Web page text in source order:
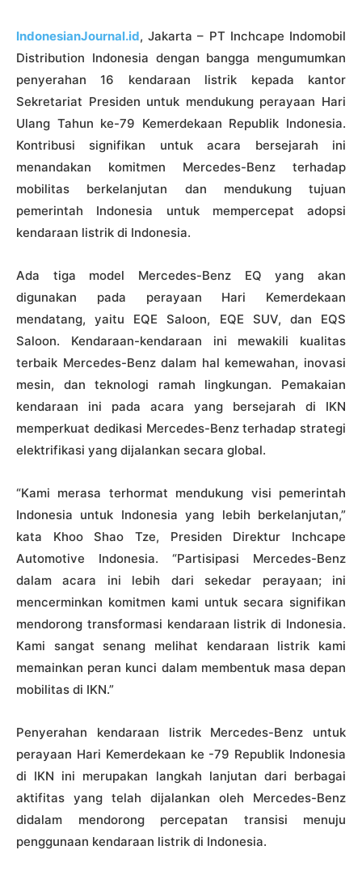
IndonesianJournal.id, Jakarta – PT Inchcape Indomobil
Distribution Indonesia dengan bangga mengumumkan
penyerahan 16 kendaraan listrik kepada kantor
Sekretariat Presiden untuk mendukung perayaan Hari
Ulang Tahun ke-79 Kemerdekaan Republik Indonesia.
Kontribusi signifikan untuk acara bersejarah ini
menandakan komitmen Mercedes-Benz terhadap
mobilitas berkelanjutan dan mendukung tujuan
pemerintah Indonesia untuk mempercepat adopsi
kendaraan listrik di Indonesia.
Ada tiga model Mercedes-Benz EQ yang akan
digunakan pada perayaan Hari Kemerdekaan
mendatang, yaitu EQE Saloon, EQE SUV, dan EQS
Saloon. Kendaraan-kendaraan ini mewakili kualitas
terbaik Mercedes-Benz dalam hal kemewahan, inovasi
mesin, dan teknologi ramah lingkungan. Pemakaian
kendaraan ini pada acara yang bersejarah di IKN
memperkuat dedikasi Mercedes-Benz terhadap strategi
elektrifikasi yang dijalankan secara global.
“Kami merasa terhormat mendukung visi pemerintah
Indonesia untuk Indonesia yang lebih berkelanjutan,”
kata Khoo Shao Tze, Presiden Direktur Inchcape
Automotive Indonesia. “Partisipasi Mercedes-Benz
dalam acara ini lebih dari sekedar perayaan; ini
mencerminkan komitmen kami untuk secara signifikan
mendorong transformasi kendaraan listrik di Indonesia.
Kami sangat senang melihat kendaraan listrik kami
memainkan peran kunci dalam membentuk masa depan
mobilitas di IKN.”
Penyerahan kendaraan listrik Mercedes-Benz untuk
perayaan Hari Kemerdekaan ke -79 Republik Indonesia
di IKN ini merupakan langkah lanjutan dari berbagai
aktifitas yang telah dijalankan oleh Mercedes-Benz
didalam mendorong percepatan transisi menuju
penggunaan kendaraan listrik di Indonesia.